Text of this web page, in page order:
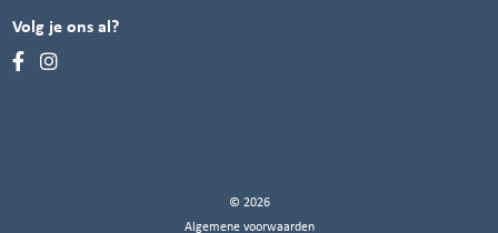
Volg je ons al?
© 2026
Algemene voorwaarden